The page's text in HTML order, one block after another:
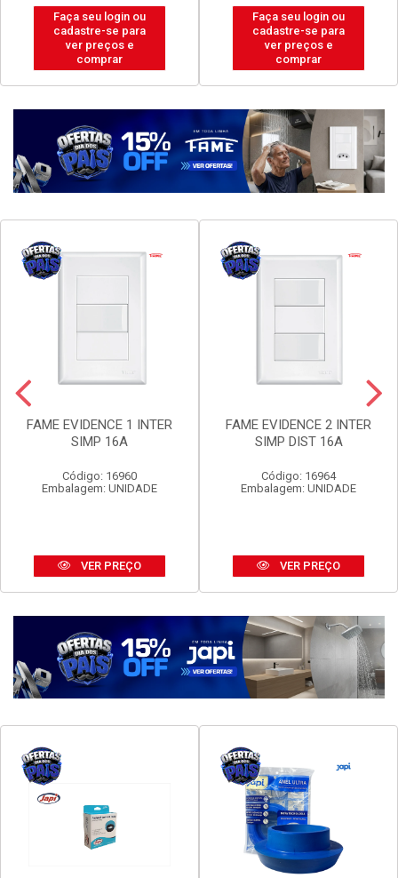
Faça seu login ou
cadastre-se para
ver preços e
comprar
Faça seu login ou
cadastre-se para
ver preços e
comprar
FAME EVIDENCE 1 INTER
SIMP 16A
Código: 16960
Embalagem: UNIDADE
VER PREÇO
FAME EVIDENCE 2 INTER
SIMP DIST 16A
Código: 16964
Embalagem: UNIDADE
VER PREÇO